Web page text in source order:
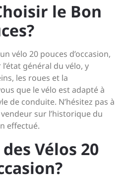
le Bon
vélo 20 pouces d’occasion,
général du vélo, y
les roues et la
que le vélo est adapté à
de conduite. N’hésitez pas à
sur l’historique du
effectué.
Vélos 20